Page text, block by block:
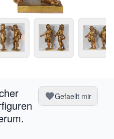
Gefaellt mir